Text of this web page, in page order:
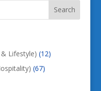
Lifestyle) (12)
(67)